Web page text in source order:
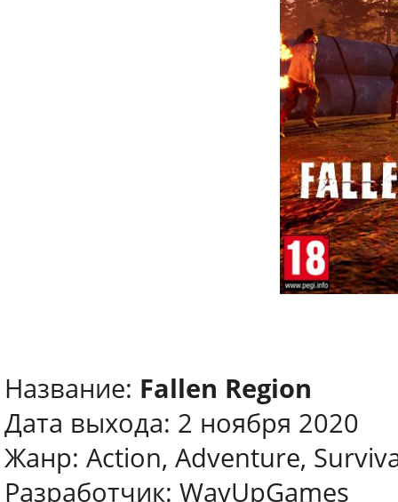
Название: Fallen Region
Дата выхода: 2 ноября 2020
Жанр: Action, Adventure,
Разработчик: WayUpGames